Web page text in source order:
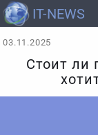
03.11.2025
Стоит ли